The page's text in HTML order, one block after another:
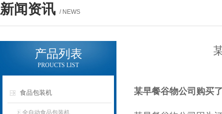
新闻资讯 / NEWS
产品列表
PROUCTS LIST
食品包装机
全自动食品包装机
某早餐谷物公司购买